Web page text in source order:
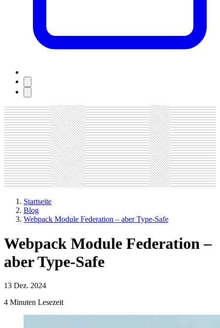
Startseite
Blog
Webpack Module Federation – aber Type-Safe
Webpack Module Federation –
aber Type-Safe
13 Dez. 2024
4 Minuten Lesezeit